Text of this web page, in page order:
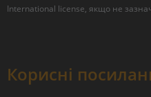
International license, якщо не
Корисні